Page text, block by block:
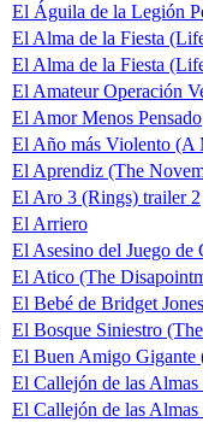
El Águila de la Legión
El Alma de la Fiesta
El Alma de la Fiesta
El Amateur Operación
El Amor Menos Pensado
El Año más Violento (A
El Aprendiz (The
El Aro 3 (Rings) trailer 2
El Arriero
El Asesino del Juego de
El Atico (The
El Bebé de Bridget
El Bosque Siniestro
El Buen Amigo Gigante
El Callejón de las
El Callejón de las